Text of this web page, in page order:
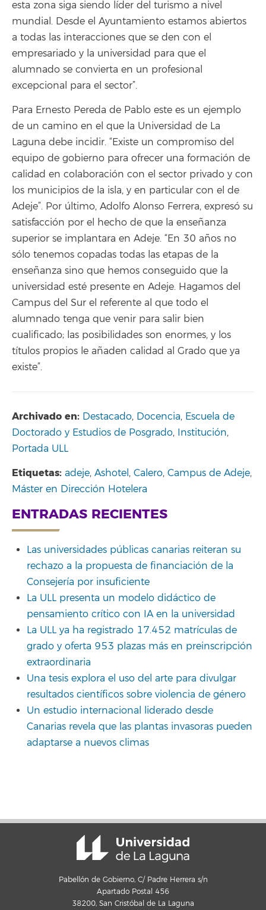
esta zona siga siendo líder del turismo a nivel
mundial. Desde el Ayuntamiento estamos abiertos
a todas las interacciones que se den con el
empresariado y la universidad para que el
alumnado se convierta en un profesional
excepcional para el sector”.
Para Ernesto Pereda de Pablo este es un ejemplo
de un camino en el que la Universidad de La
Laguna debe incidir. “Existe un compromiso del
equipo de gobierno para ofrecer una formación de
calidad en colaboración con el sector privado y con
los municipios de la isla, y en particular con el de
Adeje”. Por último, Adolfo Alonso Ferrera, expresó su
satisfacción por el hecho de que la enseñanza
superior se implantara en Adeje. “En 30 años no
sólo tenemos copadas todas las etapas de la
enseñanza sino que hemos conseguido que la
universidad esté presente en Adeje. Hagamos del
Campus del Sur el referente al que todo el
alumnado tenga que venir para salir bien
cualificado; las posibilidades son enormes, y los
títulos propios le añaden calidad al Grado que ya
existe”.
Archivado en: Destacado, Docencia, Escuela de
Doctorado y Estudios de Posgrado, Institución,
Portada ULL
Etiquetas: adeje, Ashotel, Calero, Campus de Adeje,
Máster en Dirección Hotelera
ENTRADAS RECIENTES
Las universidades públicas canarias reiteran su
rechazo a la propuesta de financiación de la
Consejería por insuficiente
La ULL presenta un modelo didáctico de
pensamiento crítico con IA en la universidad
La ULL ya ha registrado 17.452 matrículas de
grado y oferta 953 plazas más en preinscripción
extraordinaria
Una tesis explora el uso del arte para divulgar
resultados científicos sobre violencia de género
Un estudio internacional liderado desde
Canarias revela que las plantas invasoras pueden
adaptarse a nuevos climas
Pabellón de Gobierno, C/ Padre Herrera s/n
Apartado Postal 456
38200, San Cristóbal de La Laguna